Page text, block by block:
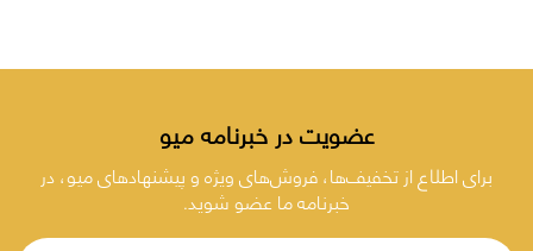
عضویت در خبرنامه میو
برای اطلاع از تخفیف‌ها، فروش‌های ویژه و پیشنهادهای میو، در
خبرنامه ما عضو شوید.